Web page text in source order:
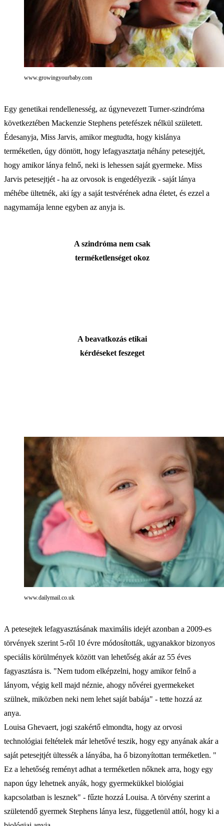
www.growingyourbaby.com
Egy genetikai rendellenesség, az úgynevezett Turner-szindróma
következtében Mackenzie Stephens petefészek nélkül született.
Édesanyja, Miss Jarvis, amikor megtudta, hogy kislánya
terméketlen, úgy döntött, hogy lefagyasztatja néhány petesejtjét,
hogy amikor lánya felnő, neki is lehessen saját gyermeke. Miss
Jarvis petesejtjét - ha az orvosok is engedélyezik - saját lánya
méhébe ültetnék, aki így a saját testvérének adna életet, és ezzel a
nagymamája lenne egyben az anyja is.
A szindróma nem csak
terméketlenséget okoz
A beavatkozás etikai
kérdéseket feszeget
www.dailymail.co.uk
A petesejtek lefagyasztásának maximális idejét azonban a 2009-es
törvények szerint 5-ről 10 évre módosították, ugyanakkor bizonyos
speciális körülmények között van lehetőség akár az 55 éves
fagyasztásra is. "Nem tudom elképzelni, hogy amikor felnő a
lányom, végig kell majd néznie, ahogy nővérei gyermekeket
szülnek, miközben neki nem lehet saját babája" - tette hozzá az
anya.
Louisa Ghevaert, jogi szakértő elmondta, hogy az orvosi
technológiai feltételek már lehetővé teszik, hogy egy anyának akár a
saját petesejtjét ültessék a lányába, ha ő bizonyítottan terméketlen. "
Ez a lehetőség reményt adhat a terméketlen nőknek arra, hogy egy
napon úgy lehetnek anyák, hogy gyermekükkel biológiai
kapcsolatban is lesznek" - fűzte hozzá Louisa. A törvény szerint a
születendő gyermek Stephens lánya lesz, függetlenül attól, hogy ki a